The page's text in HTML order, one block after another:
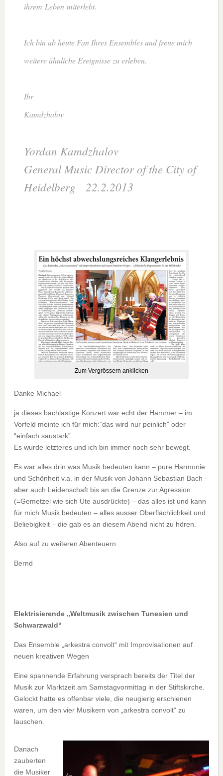
ihrem Leben miterlebt.
Ich bin ab heute Fan Ihres Ensembles und freue mich
weitere ähnliche Ereignisse zu erleben.
Ihr
Kamdzhalov
Yordan Kamdzhalov
General Music Director of the City of
Heidelberg 22.2.2013
Zum Vergrössern anklicken
Danke Michael
ja dieses bachlastige Konzert war echt der Hammer – im
Vorfeld meinte ich für mich:”das wird nur peinlich” oder
“einfach saustark”.
Es wurde letzteres und ich bin immer noch sehr bewegt.
Es war alles drin was Musik bedeuten kann – pure Harmonie
und Schönheit v.a. in der Musik von Johann Sebastian Bach –
aber auch Leidenschaft bis an die Grenze zur Agression
(=Gemetzel wie sich Ute ausdrückte) – das alles ist und kann
für mich Musik bedeuten – alles ausser Oberflächlichkeit und
Beliebigkeit – die gab es an diesem Abend nicht zu hören.
Also auf zu weiteren Abenteuern
Bernd
Elektrisierende „Weltmusik zwischen Tunesien und
Schwarzwald“
Das Ensemble „arkestra convolt“ mit Improvisationen auf
neuen kreativen Wegen
Eine spannende Erfahrung versprach bereits der Titel der
Musik zur Marktzeit am Samstagvormittag in der Stiftskirche.
Gelockt hatte es offenbar viele, die neugierig erschienen
waren, um den vier Musikern von „arkestra convolt“ zu
lauschen.
Danach
zauberten
die Musiker